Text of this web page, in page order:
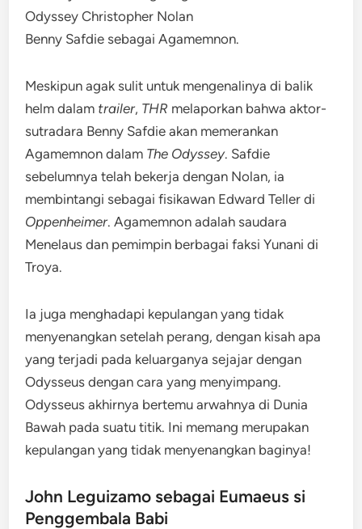
Benny Safdie sebagai Agamemnon.
Meskipun agak sulit untuk mengenalinya di balik
helm dalam trailer, THR melaporkan bahwa aktor-
sutradara Benny Safdie akan memerankan
Agamemnon dalam The Odyssey. Safdie
sebelumnya telah bekerja dengan Nolan, ia
membintangi sebagai fisikawan Edward Teller di
Oppenheimer. Agamemnon adalah saudara
Menelaus dan pemimpin berbagai faksi Yunani di
Troya.
Ia juga menghadapi kepulangan yang tidak
menyenangkan setelah perang, dengan kisah apa
yang terjadi pada keluarganya sejajar dengan
Odysseus dengan cara yang menyimpang.
Odysseus akhirnya bertemu arwahnya di Dunia
Bawah pada suatu titik. Ini memang merupakan
kepulangan yang tidak menyenangkan baginya!
John Leguizamo sebagai Eumaeus si
Penggembala Babi